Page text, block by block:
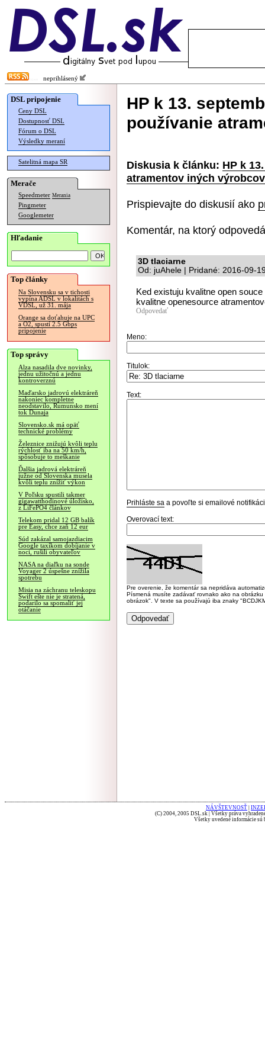
neprihlásený
DSL pripojenie
Ceny DSL
Dostupnosť DSL
Fórum o DSL
Výsledky meraní
Satelitná mapa SR
Merače
Speedmeter Merania
Pingmeter
Googlemeter
Hľadanie
Top články
Na Slovensku sa v tichosti
vypína ADSL v lokalitách s
VDSL, už 31. mája
Orange sa doťahuje na UPC
a O2, spustí 2.5 Gbps
pripojenie
Top správy
Alza nasadila dve novinky,
jednu užitočnú a jednu
kontroverznú
Maďarsko jadrovú elektráreň
nakoniec kompletne
neodstavilo, Rumunsko mení
tok Dunaja
Slovensko.sk má opäť
technické problémy
Železnice znižujú kvôli teplu
rýchlosť iba na 50 km/h,
spôsobuje to meškanie
Ďalšia jadrová elektráreň
južne od Slovenska musela
kvôli teplu znížiť výkon
V Poľsku spustili takmer
gigawatthodinové úložisko,
z LiFePO4 článkov
Telekom pridal 12 GB balík
pre Easy, chce zaň 12 eur
Súd zakázal samojazdiacim
Google taxíkom dobíjanie v
noci, rušili obyvateľov
NASA na diaľku na sonde
Voyager 2 úspešne znížila
spotrebu
Misia na záchranu teleskopu
Swift ešte nie je stratená,
podarilo sa spomaliť jej
otáčanie
HP k 13.
používanie
Diskusia k článku: HP k
atramentov iných výrobcov
Prispievajte do diskusií ako
Komentár, na ktorý
3D tlaciarne
Od: juAhele | Pridané: 2016-09-
Ked existuju kvalitne open
kvalitne openesource
Odpovedať
Meno:
Titulok:
Text:
Prihláste sa a povoľte si emailové
Overovací text:
Pre overenie, že komentár sa nepridáva
Písmená musíte zadávať rovnako ako na
obrázok". V texte sa používajú iba znaky
NÁVŠTEVNOSŤ
(C) 2004, 2005 DSL.sk | Všetky práva
Všetky uvedené informácie sú